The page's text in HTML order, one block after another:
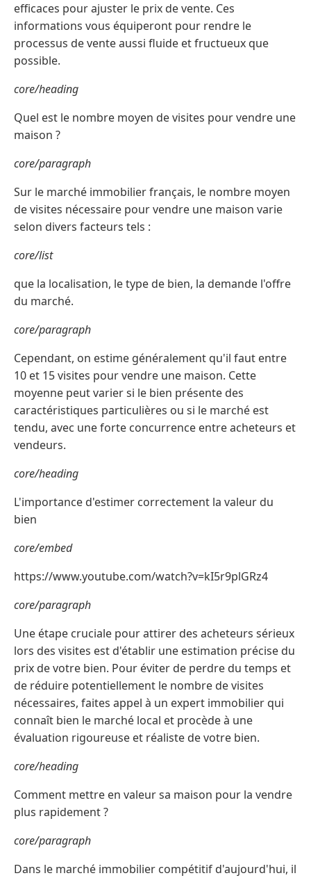
efficaces pour ajuster le prix de vente. Ces
informations vous équiperont pour rendre le
processus de vente aussi fluide et fructueux que
possible.
core/heading
Quel est le nombre moyen de visites pour vendre une
maison ?
core/paragraph
Sur le marché immobilier français, le nombre moyen
de visites nécessaire pour vendre une maison varie
selon divers facteurs tels :
core/list
que la localisation, le type de bien, la demande l'offre
du marché.
core/paragraph
Cependant, on estime généralement qu'il faut entre
10 et 15 visites pour vendre une maison. Cette
moyenne peut varier si le bien présente des
caractéristiques particulières ou si le marché est
tendu, avec une forte concurrence entre acheteurs et
vendeurs.
core/heading
L'importance d'estimer correctement la valeur du
bien
core/embed
https://www.youtube.com/watch?v=kI5r9plGRz4
core/paragraph
Une étape cruciale pour attirer des acheteurs sérieux
lors des visites est d'établir une estimation précise du
prix de votre bien. Pour éviter de perdre du temps et
de réduire potentiellement le nombre de visites
nécessaires, faites appel à un expert immobilier qui
connaît bien le marché local et procède à une
évaluation rigoureuse et réaliste de votre bien.
core/heading
Comment mettre en valeur sa maison pour la vendre
plus rapidement ?
core/paragraph
Dans le marché immobilier compétitif d'aujourd'hui, il